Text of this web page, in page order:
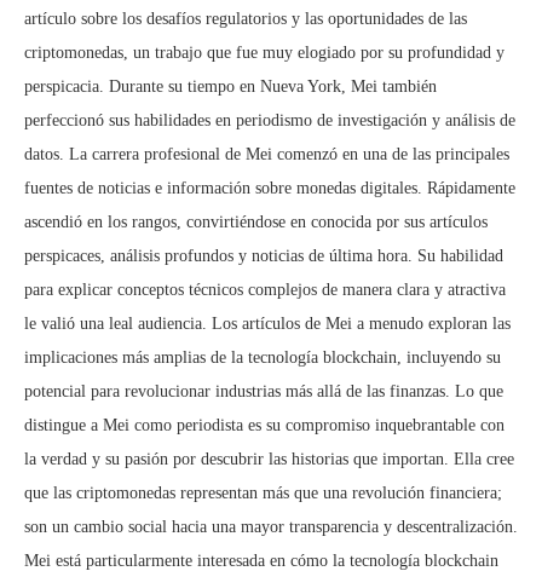
artículo sobre los desafíos regulatorios y las oportunidades de las
criptomonedas, un trabajo que fue muy elogiado por su profundidad y
perspicacia. Durante su tiempo en Nueva York, Mei también
perfeccionó sus habilidades en periodismo de investigación y análisis de
datos. La carrera profesional de Mei comenzó en una de las principales
fuentes de noticias e información sobre monedas digitales. Rápidamente
ascendió en los rangos, convirtiéndose en conocida por sus artículos
perspicaces, análisis profundos y noticias de última hora. Su habilidad
para explicar conceptos técnicos complejos de manera clara y atractiva
le valió una leal audiencia. Los artículos de Mei a menudo exploran las
implicaciones más amplias de la tecnología blockchain, incluyendo su
potencial para revolucionar industrias más allá de las finanzas. Lo que
distingue a Mei como periodista es su compromiso inquebrantable con
la verdad y su pasión por descubrir las historias que importan. Ella cree
que las criptomonedas representan más que una revolución financiera;
son un cambio social hacia una mayor transparencia y descentralización.
Mei está particularmente interesada en cómo la tecnología blockchain